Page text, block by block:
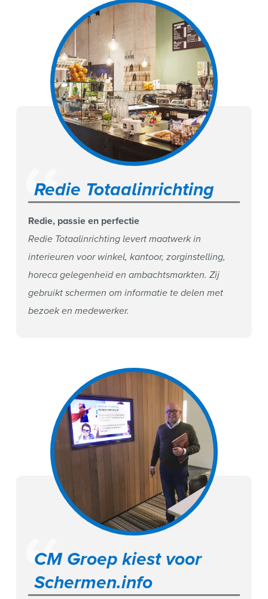
Redie Totaalinrichting
Redie, passie en perfectie
Redie Totaalinrichting levert maatwerk in
interieuren voor winkel, kantoor, zorginstelling,
horeca gelegenheid en ambachtsmarkten. Zij
gebruikt schermen om informatie te delen met
bezoek en medewerker.
CM Groep kiest voor
Schermen.info